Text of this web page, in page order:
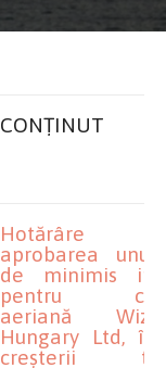
CONȚINUT
Hotărâre
aprobarea
de minimis
pentru
aeriană
Hungary Ltd, în
creșterii